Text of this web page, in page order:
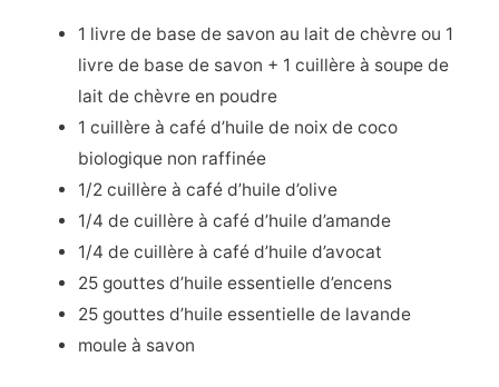
1 livre de base de savon au lait de chèvre ou 1
livre de base de savon + 1 cuillère à soupe de
lait de chèvre en poudre
1 cuillère à café d’huile de noix de coco
biologique non raffinée
1/2 cuillère à café d’huile d’olive
1/4 de cuillère à café d’huile d’amande
1/4 de cuillère à café d’huile d’avocat
25 gouttes d’huile essentielle d’encens
25 gouttes d’huile essentielle de lavande
moule à savon